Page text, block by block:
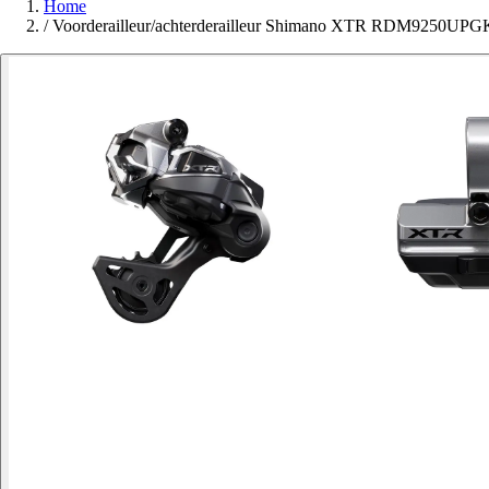
Home
/ Voorderailleur/achterderailleur Shimano XTR